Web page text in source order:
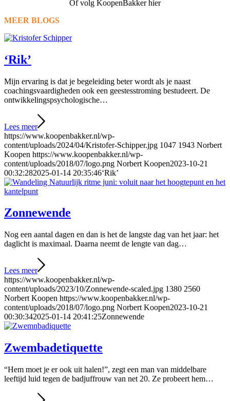
Of volg KoopenBakker hier
MEER BLOGS
‘Rik’
Mijn ervaring is dat je begeleiding beter wordt als je naast
coachingsvaardigheden ook een geestesstroming bestudeert. De
ontwikkelingspsychologische…
Lees meer
https://www.koopenbakker.nl/wp-
content/uploads/2024/04/Kristofer-Schipper.jpg 1047 1943 Norbert
Koopen https://www.koopenbakker.nl/wp-
content/uploads/2018/07/logo.png Norbert Koopen2023-10-21
00:32:282025-01-14 20:35:46‘Rik’
Zonnewende
Nog een aantal dagen en dan is het de langste dag van het jaar: het
daglicht is maximaal. Daarna neemt de lengte van dag…
Lees meer
https://www.koopenbakker.nl/wp-
content/uploads/2023/10/Zonnewende-scaled.jpg 1380 2560
Norbert Koopen https://www.koopenbakker.nl/wp-
content/uploads/2018/07/logo.png Norbert Koopen2023-10-21
00:30:342025-01-14 20:41:25Zonnewende
Zwembadetiquette
“Hem moet je er ook uit halen!”, zegt een man van middelbare
leeftijd luid tegen de badjuffrouw van net 20. Ze probeert hem…